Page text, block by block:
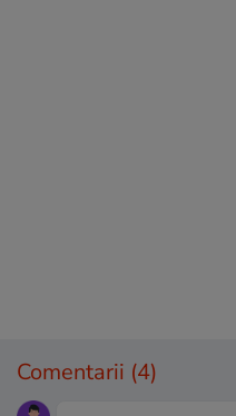
Comentarii (4)